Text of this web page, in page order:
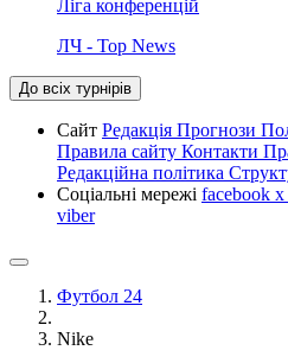
Ліга конференцій
ЛЧ - Top News
До всіх турнірів
Сайт Редакція Прогнози
Правила сайту Контакти
Редакційна політика
Соціальні мережі facebook x
viber
Футбол 24
Nike